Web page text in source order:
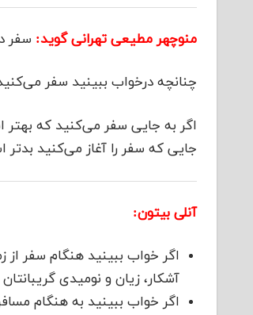
منوچهر مطیعی تهرانی گوید: سفر
چنانچه درخواب ببینید سفر
اگر به جایی سفر می‌کنید که
جایی که سفر را آغاز می‌کنید
آنلی بیتون:
اگر خواب ببینید هنگام سفر
آشکار، زیان و نومیدی
اگر خواب ببینید به هنگام